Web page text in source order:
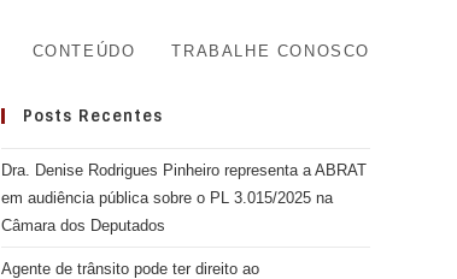
CONTEÚDO TRABALHE CONOSCO
Posts Recentes
Dra. Denise Rodrigues Pinheiro representa a ABRAT
em audiência pública sobre o PL 3.015/2025 na
Câmara dos Deputados
Agente de trânsito pode ter direito ao